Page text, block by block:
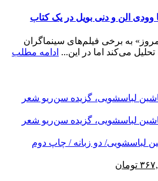
وودی الن و دنی بویل در یک کتاب
به برخی فیلم‌های سینماگران
می‌کند اما در این... ادامه مطلب
لباسشویی/ دو زبانه / چاپ دوم
تومان